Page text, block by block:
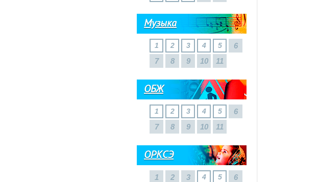
Музыка
1 2 3 4 5
6
7
8 9 10 11
ОБЖ
1 2 3 4 5
6
7
8 9 10 11
ОРКСЭ
1 2 3 4 5
6